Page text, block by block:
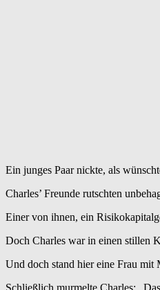
Ein junges Paar nickte, als
Charles’ Freunde rutschten
Einer von ihnen, ein
Doch Charles war in einen stillen
Und doch stand hier eine Frau mit